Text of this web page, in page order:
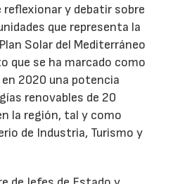
y debatir sobre
que representa la
Solar del Mediterráneo
que se ha marcado como
2020 una potencia
renovables de 20
la región, tal y como
de Industria, Turismo y